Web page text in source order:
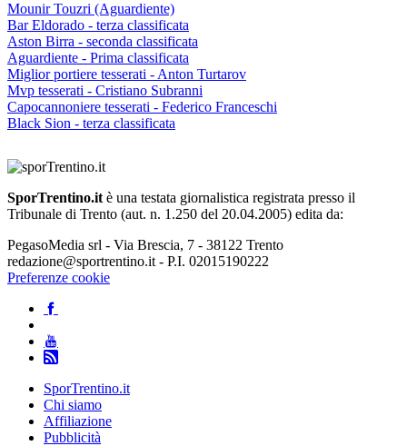
Mounir Touzri (Aguardiente)
Bar Eldorado - terza classificata
Aston Birra - seconda classificata
Aguardiente - Prima classificata
Miglior portiere tesserati - Anton Turtarov
Mvp tesserati - Cristiano Subranni
Capocannoniere tesserati - Federico Franceschi
Black Sion - terza classificata
SporTrentino.it è una testata giornalistica registrata presso il
Tribunale di Trento (aut. n. 1.250 del 20.04.2005) edita da:
PegasoMedia srl - Via Brescia, 7 - 38122 Trento
redazione@sportrentino.it - P.I. 02015190222
Preferenze cookie
SporTrentino.it
Chi siamo
Affiliazione
Pubblicità